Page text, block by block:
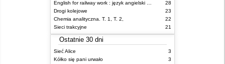
English for railway work : język angielski dla kolejarzy - podręcznik dla początkujących
28
Drogi kolejowe
23
Chemia analityczna. T. 1, T. 2,
22
Sieci trakcyjne
21
Ostatnie 30 dni
Sieć Alice
3
Kółko się pani urwało
3